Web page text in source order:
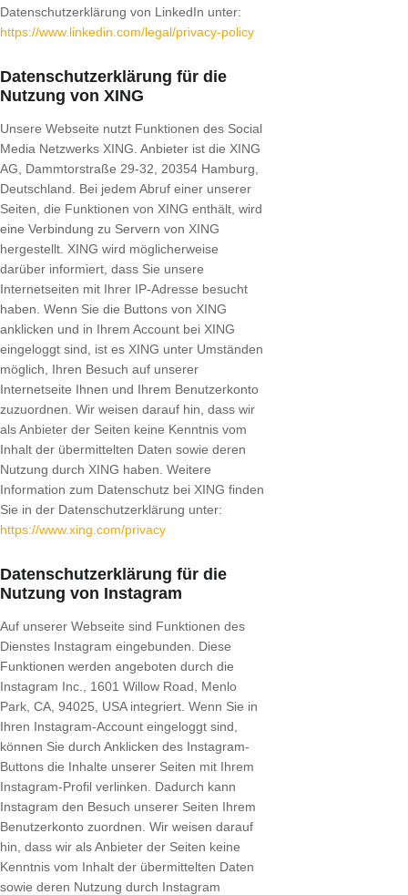
Datenschutzerklärung von LinkedIn unter:
https://www.linkedin.com/legal/privacy-policy
Datenschutzerklärung für die
Nutzung von XING
Unsere Webseite nutzt Funktionen des Social
Media Netzwerks XING. Anbieter ist die XING
AG, Dammtorstraße 29-32, 20354 Hamburg,
Deutschland. Bei jedem Abruf einer unserer
Seiten, die Funktionen von XING enthält, wird
eine Verbindung zu Servern von XING
hergestellt. XING wird möglicherweise
darüber informiert, dass Sie unsere
Internetseiten mit Ihrer IP-Adresse besucht
haben. Wenn Sie die Buttons von XING
anklicken und in Ihrem Account bei XING
eingeloggt sind, ist es XING unter Umständen
möglich, Ihren Besuch auf unserer
Internetseite Ihnen und Ihrem Benutzerkonto
zuzuordnen. Wir weisen darauf hin, dass wir
als Anbieter der Seiten keine Kenntnis vom
Inhalt der übermittelten Daten sowie deren
Nutzung durch XING haben. Weitere
Information zum Datenschutz bei XING finden
Sie in der Datenschutzerklärung unter:
https://www.xing.com/privacy
Datenschutzerklärung für die
Nutzung von Instagram
Auf unserer Webseite sind Funktionen des
Dienstes Instagram eingebunden. Diese
Funktionen werden angeboten durch die
Instagram Inc., 1601 Willow Road, Menlo
Park, CA, 94025, USA integriert. Wenn Sie in
Ihren Instagram-Account eingeloggt sind,
können Sie durch Anklicken des Instagram-
Buttons die Inhalte unserer Seiten mit Ihrem
Instagram-Profil verlinken. Dadurch kann
Instagram den Besuch unserer Seiten Ihrem
Benutzerkonto zuordnen. Wir weisen darauf
hin, dass wir als Anbieter der Seiten keine
Kenntnis vom Inhalt der übermittelten Daten
sowie deren Nutzung durch Instagram